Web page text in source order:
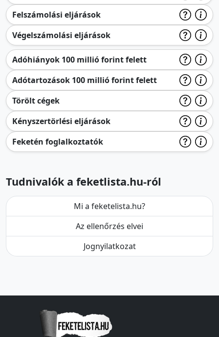
Felszámolási eljárások
Végelszámolási eljárások
Adóhiányok 100 millió forint felett
Adótartozások 100 millió forint felett
Törölt cégek
Kényszertörlési eljárások
Feketén foglalkoztatók
Tudnivalók a feketlista.hu-ról
Mi a feketelista.hu?
Az ellenőrzés elvei
Jognyilatkozat